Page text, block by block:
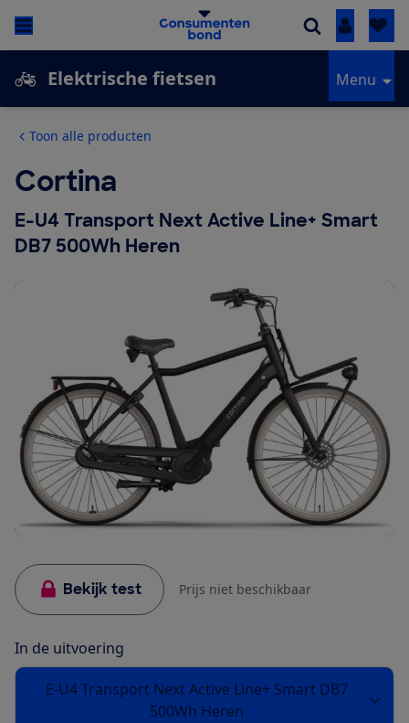
Inloggen
Elektrische fietsen Menu
Toon alle producten
Cortina
E-U4 Transport Next Active Line+ Smart
DB7 500Wh Heren
Bekijk test Prijs niet beschikbaar
In de uitvoering
E-U4 Transport Next Active Line+ Smart DB7
500Wh Heren